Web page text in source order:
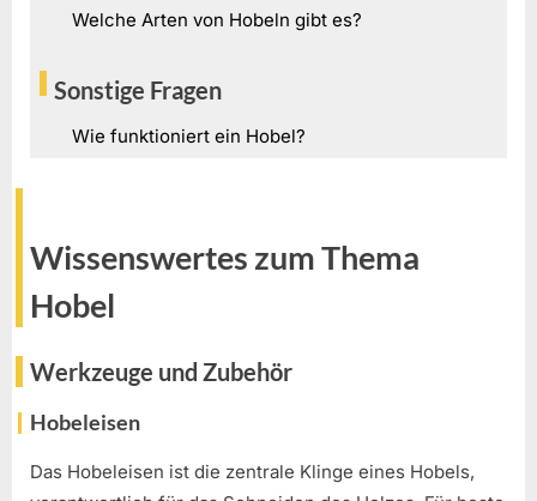
Welche Arten von Hobeln gibt es?
Sonstige Fragen
Wie funktioniert ein Hobel?
Wissenswertes zum Thema
Hobel
Werkzeuge und Zubehör
Hobeleisen
Das Hobeleisen ist die zentrale Klinge eines Hobels,